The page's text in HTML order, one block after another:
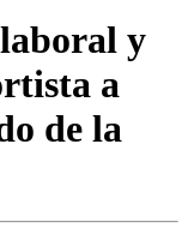
y
a
de la